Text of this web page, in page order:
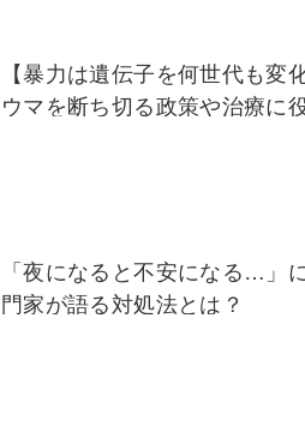
【暴力は遺伝子を何世代も変
ウマを断ち切る政策や治療に
「夜になると不安になる…」
門家が語る対処法とは？